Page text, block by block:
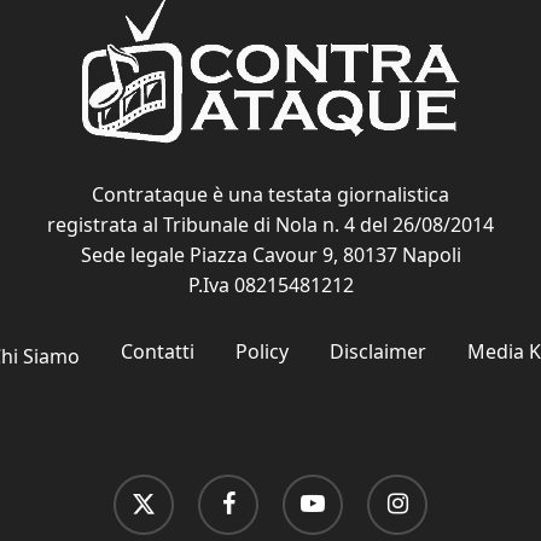
Contrataque è una testata giornalistica
registrata al Tribunale di Nola n. 4 del 26/08/2014
Sede legale Piazza Cavour 9, 80137 Napoli
P.Iva 08215481212
Siamo Contatti Policy Disclaimer Media
x-
twitter
facebook youtube instagram